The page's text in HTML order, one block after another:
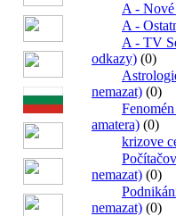
A -
A -
A - TV
odkazy) (0)
nemazat) (0)
amatera) (0)
krizove
nemazat) (0)
nemazat) (0)